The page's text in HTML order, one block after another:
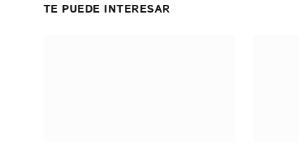
TE PUEDE INTERESAR